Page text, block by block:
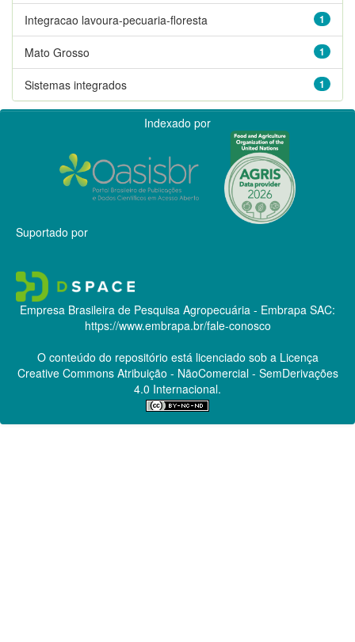
1
Integracao lavoura-pecuaria-floresta
1
Mato Grosso
1
Sistemas integrados
Indexado por
Suportado por
Empresa Brasileira de Pesquisa Agropecuária - Embrapa SAC:
https://www.embrapa.br/fale-conosco
O conteúdo do repositório está licenciado sob a Licença
Creative CommonsAtribuição - NãoComercial - SemDerivações
4.0 Internacional.